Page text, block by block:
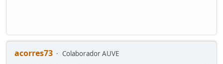
acorres73
Colaborador AUVE